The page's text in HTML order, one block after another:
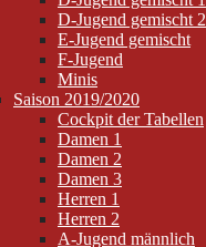
D-Jugend gemischt 2
E-Jugend gemischt
F-Jugend
Minis
Saison 2019/2020
Cockpit der Tabellen
Damen 1
Damen 2
Damen 3
Herren 1
Herren 2
A-Jugend männlich